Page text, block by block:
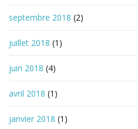
septembre 2018 (2)
juillet 2018 (1)
juin 2018 (4)
avril 2018 (1)
janvier 2018 (1)